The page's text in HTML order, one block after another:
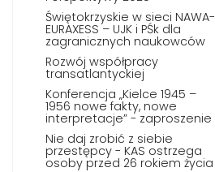
Świętokrzyskie w sieci NAWA-
EURAXESS – UJK i PŚk dla
zagranicznych naukowców
Rozwój współpracy
transatlantyckiej
Konferencja „Kielce 1945 –
1956 nowe fakty, nowe
interpretacje” - zaproszenie
Nie daj zrobić z siebie
przestępcy - KAS ostrzega
osoby przed 26 rokiem życia